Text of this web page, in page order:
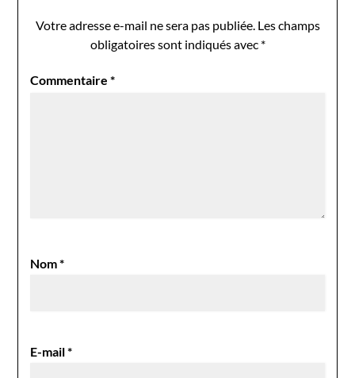
Votre adresse e-mail ne sera pas publiée. Les champs
obligatoires sont indiqués avec *
Commentaire*
Nom*
E-mail*